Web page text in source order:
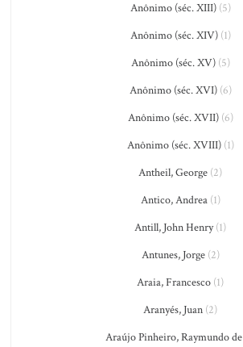
Anônimo (séc. XIII)(5)
Anônimo (séc. XIV)(1)
Anônimo (séc. XV)(5)
Anônimo (séc. XVI)(6)
Anônimo (séc. XVII)(6)
Anônimo (séc. XVIII)(1)
Antheil, George (2)
Antico, Andrea(1)
Antill, John Henry(1)
Antunes, Jorge(2)
Araia, Francesco (1)
Aranyés, Juan (2)
Araújo Pinheiro, Raymundo de